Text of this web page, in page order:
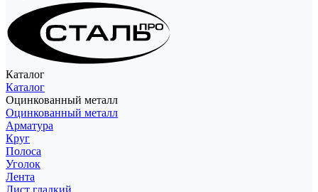
Каталог
Каталог
Оцинкованный металл
Оцинкованный металл
Арматура
Круг
Полоса
Уголок
Лента
Лист гладкий